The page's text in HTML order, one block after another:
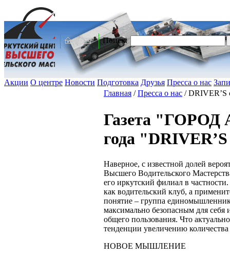
Поиск:
Акции О центре Новости Подготовка Друзья Пресса о нас
Главная /Пресса о нас /DRIVER’S
Газета "ГОРОД
года
Наверное, с известной долей
Высшего Водительского
его иркутский филиал в
как водительский клуб, а
понятие – группа
максимально безопасным для
общего пользования. Что
тенденции увеличению
НОВОЕ МЫШЛЕНИЕ